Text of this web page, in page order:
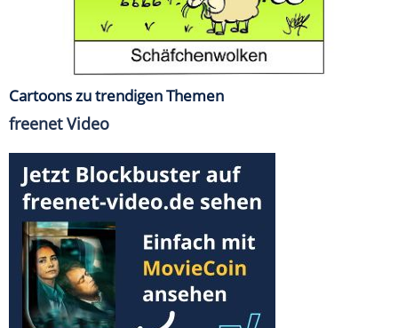
Cartoons zu trendigen Themen
freenet Video